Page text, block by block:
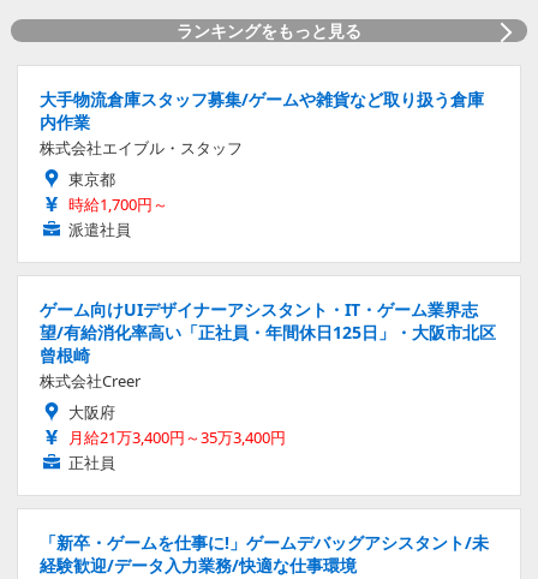
ランキングをもっと見る
大手物流倉庫スタッフ募集/ゲームや雑貨など取り扱う倉庫
内作業
株式会社エイブル・スタッフ
東京都
時給1,700円～
派遣社員
ゲーム向けUIデザイナーアシスタント・IT・ゲーム業界志
望/有給消化率高い「正社員・年間休日125日」・大阪市北区
曾根崎
株式会社Creer
大阪府
月給21万3,400円～35万3,400円
正社員
「新卒・ゲームを仕事に!」ゲームデバッグアシスタント/未
経験歓迎/データ入力業務/快適な仕事環境